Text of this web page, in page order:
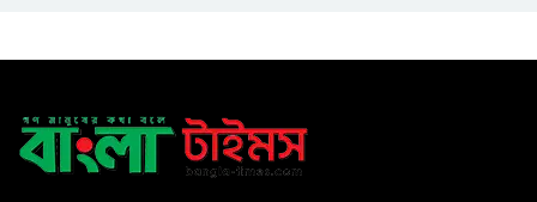
​ম্যানুফ্যাকচারিং ও ডিজিটাল
অর্থনীতিতে ভর করে ৫ ট্রিলিয়ন